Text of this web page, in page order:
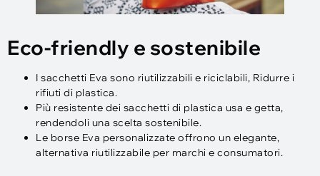
Eco-friendly e sostenibile
I sacchetti Eva sono riutilizzabili e riciclabili, Ridurre i
rifiuti di plastica.
Più resistente dei sacchetti di plastica usa e getta,
rendendoli una scelta sostenibile.
Le borse Eva personalizzate offrono un elegante,
alternativa riutilizzabile per marchi e consumatori.